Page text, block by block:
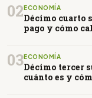
02 ECONOMÍA
Décimo cuarto
pago y cómo
03ECONOMÍA
Décimo tercer
cuánto es y